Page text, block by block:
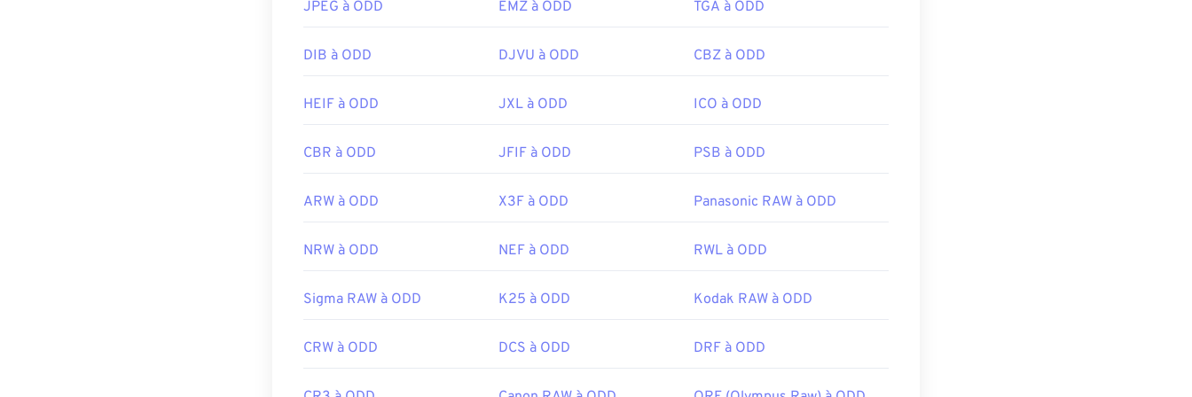
Développé par :
PNG Development Group
Article de LifeWire sur les PNG
Outils PNG associés :
Utilisez notre
sélecteur de couleurs pour choisir les couleurs des images
JPEG à ODD EMZ à ODD TGA à ODD
DIB à ODD DJVU à ODD CBZ à ODD
HEIF à ODD JXL à ODD ICO à ODD
CBR à ODD JFIF à ODD PSB à ODD
ARW à ODD X3F à ODD Panasonic RAW à ODD
NRW à ODD NEF à ODD RWL à ODD
Sigma RAW à ODD K25 à ODD Kodak RAW à ODD
CRW à ODD DCS à ODD DRF à ODD